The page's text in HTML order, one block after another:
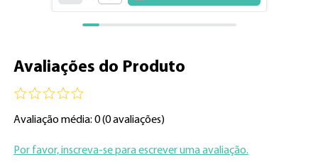
Avaliações do Produto
Avaliação média: 0(0 avaliações)
Por favor, inscreva-se para escrever uma avaliação.